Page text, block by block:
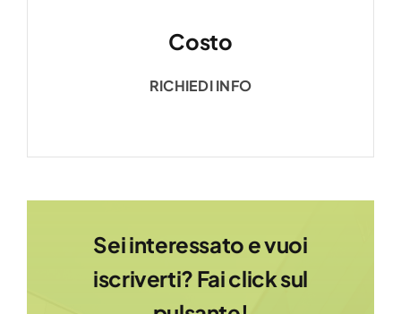
Costo
RICHIEDI INFO
Sei interessato e vuoi
iscriverti? Fai click sul